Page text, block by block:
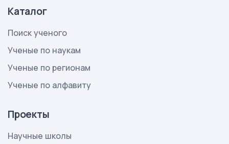
Каталог
Поиск ученого
Ученые по наукам
Ученые по регионам
Ученые по алфавиту
Проекты
Научные школы